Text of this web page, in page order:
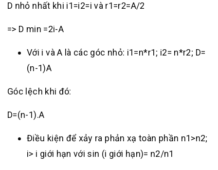
D nhỏ nhất khi i1=i2=i và r1=r2=A/2
=> D min =2i-A
Với i và A là các góc nhỏ: i1=n*r1; i2= n*r2; D=
(n-1)A
Góc lệch khi đó:
D=(n-1).A
Điều kiện để xảy ra phản xạ toàn phần n1>n2;
i> i giới hạn với sin (i giới hạn)= n2/n1